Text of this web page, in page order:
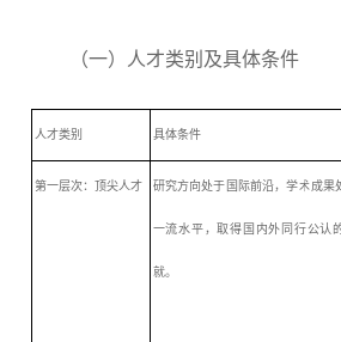
（一）人才类别及具体条件
人才类别 具体条件
第一层次：顶尖人才 研究方向处于国际前沿，学术成果
一流水平，取得国内外同行公认
就。